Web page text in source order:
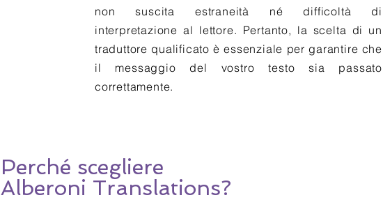
non suscita estraneità né difficoltà di
interpretazione al lettore. Pertanto, la scelta di un
traduttore qualificato è essenziale per garantire che
il messaggio del vostro testo sia passato
correttamente.
Perché scegliere
Alberoni Translations?